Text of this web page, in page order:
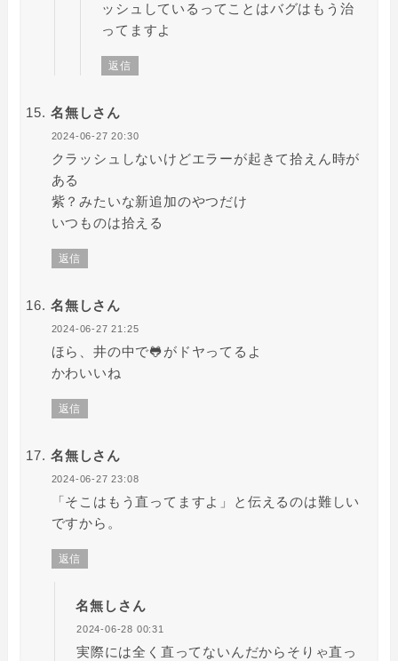
ッシュしているってことはバグはもう治
ってますよ
返信
名無しさん
2024-06-27 20:30
クラッシュしないけどエラーが起きて拾えん時が
ある
紫？みたいな新追加のやつだけ
いつものは拾える
返信
名無しさん
2024-06-27 21:25
ほら、井の中で🐸がドヤってるよ
かわいいね
返信
名無しさん
2024-06-27 23:08
「そこはもう直ってますよ」と伝えるのは難しい
ですから。
返信
名無しさん
2024-06-28 00:31
実際には全く直ってないんだからそりゃ直っ